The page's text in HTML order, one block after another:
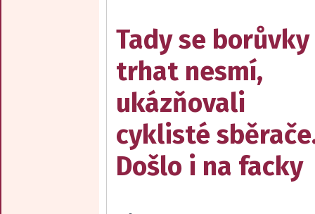
Tady se borůvky
trhat nesmí,
ukázňovali
cyklisté
Došlo i na facky